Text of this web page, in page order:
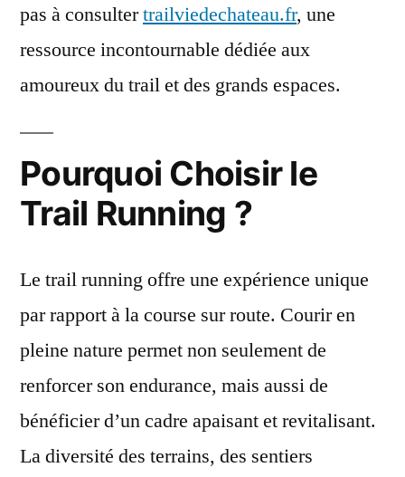
pas à consultertrailviedechateau.fr, une
ressource incontournable dédiée aux
amoureux du trail et des grands espaces.
Pourquoi Choisir le
Trail Running ?
Le trail running offre une expérience unique
par rapport à la course sur route. Courir en
pleine nature permet non seulement de
renforcer son endurance, mais aussi de
bénéficier d’un cadre apaisant et revitalisant.
La diversité des terrains, des sentiers